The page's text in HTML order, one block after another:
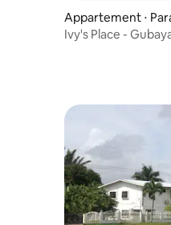
Appartement ⋅
Ivy's Place -